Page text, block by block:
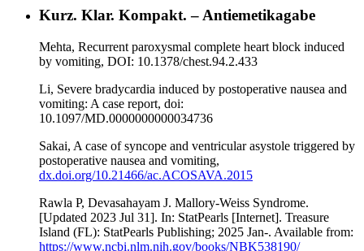
Kurz. Klar. Kompakt. – Antiemetikagabe
Mehta, Recurrent paroxysmal complete heart block induced
by vomiting, DOI: 10.1378/chest.94.2.433
Li, Severe bradycardia induced by postoperative nausea and
vomiting: A case report, doi:
10.1097/MD.0000000000034736
Sakai, A case of syncope and ventricular asystole triggered by
postoperative nausea and vomiting,
dx.doi.org/10.21466/ac.ACOSAVA.2015
Rawla P, Devasahayam J. Mallory-Weiss Syndrome.
[Updated 2023 Jul 31]. In: StatPearls [Internet]. Treasure
Island (FL): StatPearls Publishing; 2025 Jan-. Available from:
https://www.ncbi.nlm.nih.gov/books/NBK538190/